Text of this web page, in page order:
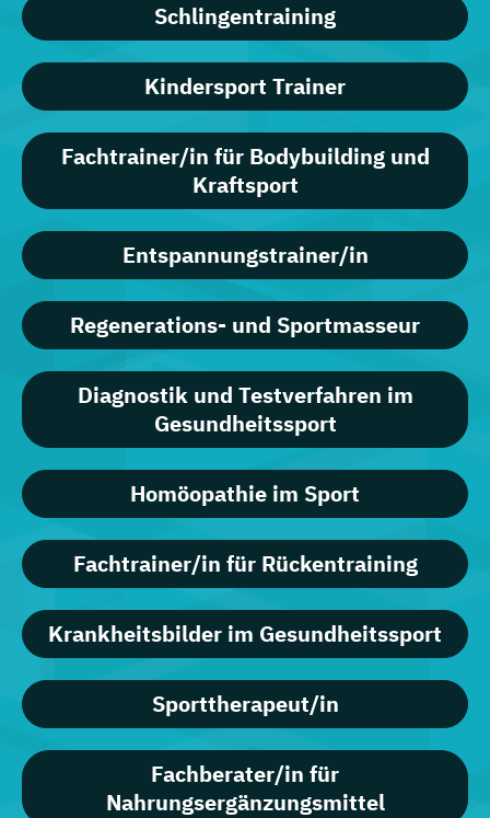
Schlingentraining
Kindersport Trainer
Fachtrainer/in für Bodybuilding und
Kraftsport
Entspannungstrainer/in
Regenerations- und Sportmasseur
Diagnostik und Testverfahren im
Gesundheitssport
Homöopathie im Sport
Fachtrainer/in für Rückentraining
Krankheitsbilder im Gesundheitssport
Sporttherapeut/in
Fachberater/in für
Nahrungsergänzungsmittel